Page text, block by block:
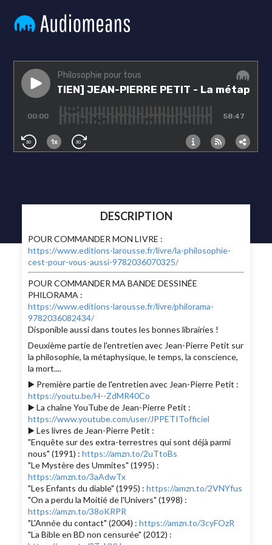
DESCRIPTION
POUR COMMANDER MON LIVRE :
https://www.editions-larousse.fr/livre/la-philosophie-
cest-pour-vous-aussi-9782036070325/
POUR COMMANDER MA BANDE DESSINÉE
PHILORAMA :
https://www.editions-larousse.fr/livre/philorama-
9782036082434/
Disponible aussi dans toutes les bonnes librairies !
Deuxième partie de l'entretien avec Jean-Pierre Petit sur
la philosophie, la métaphysique, le temps, la conscience,
la mort....
▶️ Première partie de l'entretien avec Jean-Pierre Petit :
https://youtu.be/H--ZdMR40Co
▶️ La chaîne YouTube de Jean-Pierre Petit :
https://www.youtube.com/user/JPPETITofficiel
▶️ Les livres de Jean-Pierre Petit :
"Enquête sur des extra-terrestres qui sont déjà parmi
nous" (1991) :https://amzn.to/2uTtoBs
"Le Mystère des Ummites" (1995) :
https://amzn.to/3aAdwTx
"Les Enfants du diable" (1995) :https://amzn.to/2VNYfus
"On a perdu la Moitié de l'Univers" (1998) :
https://amzn.to/38oKRPR
"L'Année du contact" (2004) :https://amzn.to/3cyFOzR
"La Bible en BD non censurée" (2012) :